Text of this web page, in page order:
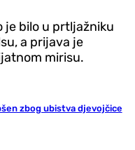
je bilo u prtljažniku
a prijava je
mirisu.
zbog ubistva djevojčice